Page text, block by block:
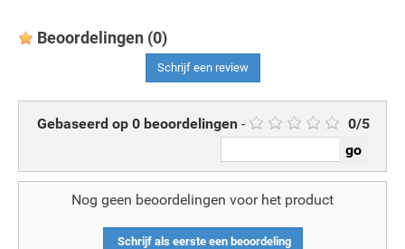
Beoordelingen (0)
Schrijf een review
Gebaseerd op 0 beoordelingen - 0/5
Nog geen beoordelingen voor het product
Schrijf als eerste een beoordeling